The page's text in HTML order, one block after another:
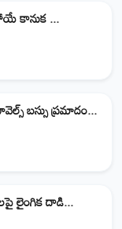
కానుక ...
బస్సు ప్రమాదం...
లైంగిక దాడి...